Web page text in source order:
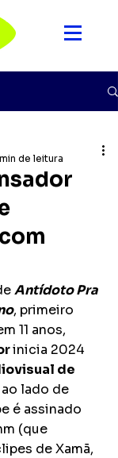
de leitura
Antídoto Pra
, primeiro
11 anos,
inicia 2024
de
lado de
é assinado
(que
de Xamã,